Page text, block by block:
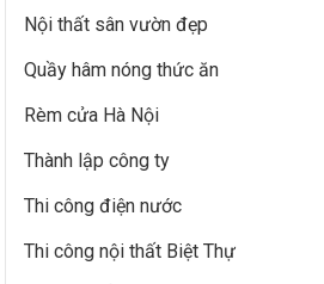
Nội thất sân vườn đẹp
Quầy hâm nóng thức ăn
Rèm cửa Hà Nội
Thành lập công ty
Thi công điện nước
Thi công nội thất Biệt Thự